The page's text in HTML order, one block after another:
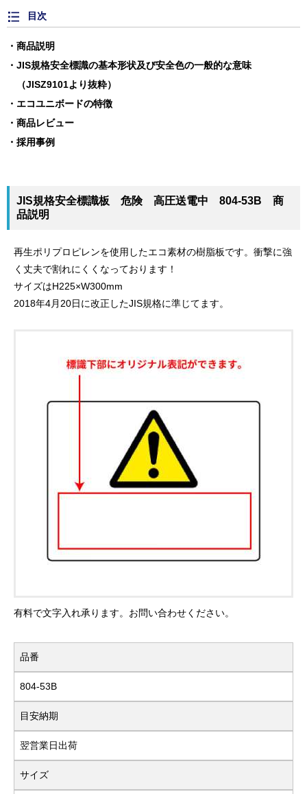
目次
商品説明
JIS規格安全標識の基本形状及び安全色の一般的な意味
（JISZ9101より抜粋）
エコユニボードの特徴
商品レビュー
採用事例
JIS規格安全標識板 危険 高圧送電中 804-53B 商
品説明
再生ポリプロピレンを使用したエコ素材の樹脂板です。衝撃に強
く丈夫で割れにくくなっております！
サイズはH225×W300mm
2018年4月20日に改正したJIS規格に準じてます。
有料で文字入れ承ります。お問い合わせください。
品番
804-53B
目安納期
翌営業日出荷
サイズ